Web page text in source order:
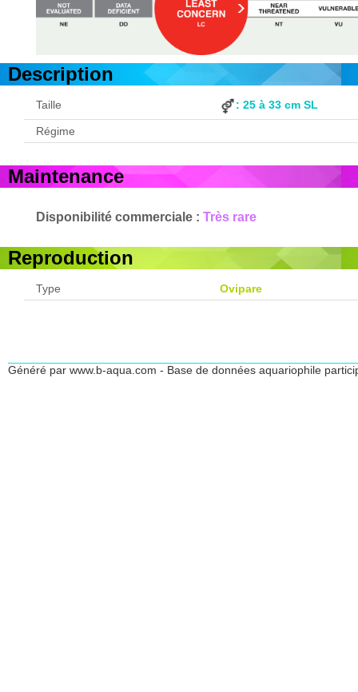
Description
Taille : 25 à 33 cm SL
Régime
Maintenance
Disponibilité commerciale : Très rare
Reproduction
Type Ovipare
Généré par www.b-aqua.com - Base de données aquariophile